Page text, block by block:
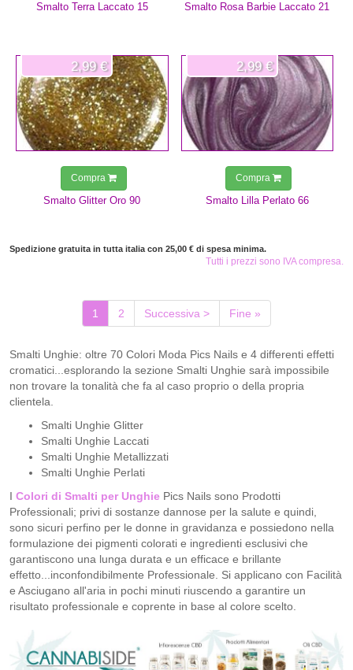
Smalto Terra Laccato 15 Smalto Rosa Barbie Laccato 21
Smalto Glitter Oro 90
2,99 €
Compra
Smalto Lilla Perlato 66
2,99 €
Compra
Spedizione gratuita in tutta italia con 25,00 € di spesa minima.
Tutti i prezzi sono IVA compresa.
1 (current)
2 Successiva > Fine »
Smalti Unghie: oltre 70 Colori Moda Pics Nails e 4 differenti effetti
cromatici...esplorando la sezione Smalti Unghie sarà impossibile
non trovare la tonalità che fa al caso proprio o della propria
clientela.
Smalti Unghie Glitter
Smalti Unghie Laccati
Smalti Unghie Metallizzati
Smalti Unghie Perlati
I Colori di Smalti per Unghie Pics Nails sono Prodotti
Professionali; privi di sostanze dannose per la salute e quindi,
sono sicuri perfino per le donne in gravidanza e possiedono nella
formulazione dei pigmenti colorati e ingredienti esclusivi che
garantiscono una lunga durata e un efficace e brillante
effetto...inconfondibilmente Professionale. Si applicano con Facilità
e Asciugano all'aria in pochi minuti riuscendo a garantire un
risultato professionale e coprente in base al colore scelto.